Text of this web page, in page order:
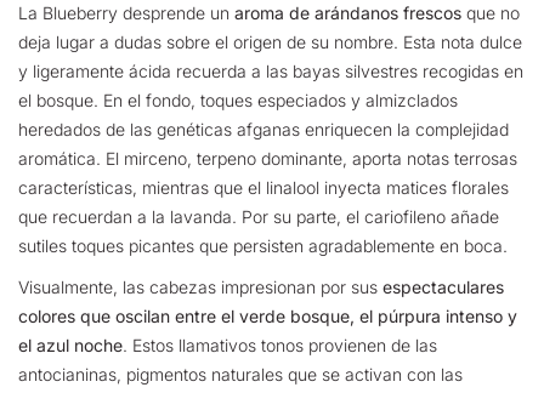
La Blueberry desprende un aroma de arándanos frescos que no
deja lugar a dudas sobre el origen de su nombre. Esta nota dulce
y ligeramente ácida recuerda a las bayas silvestres recogidas en
el bosque. En el fondo, toques especiados y almizclados
heredados de las genéticas afganas enriquecen la complejidad
aromática. El mirceno, terpeno dominante, aporta notas terrosas
características, mientras que el linalool inyecta matices florales
que recuerdan a la lavanda. Por su parte, el cariofileno añade
sutiles toques picantes que persisten agradablemente en boca.
Visualmente, las cabezas impresionan por sus espectaculares
colores que oscilan entre el verde bosque, el púrpura intenso y
el azul noche. Estos llamativos tonos provienen de las
antocianinas, pigmentos naturales que se activan con las